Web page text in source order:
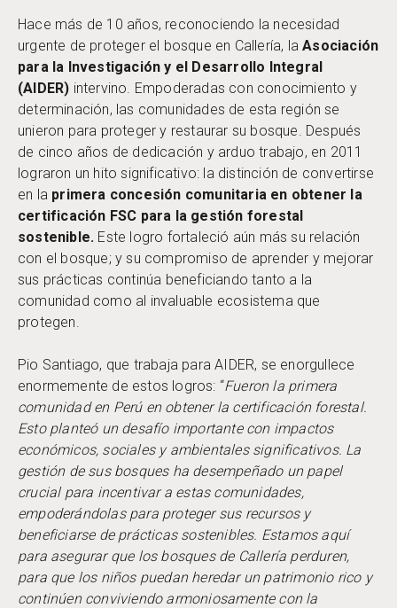
Hace más de 10 años, reconociendo la necesidad
urgente de proteger el bosque en Callería, laAsociación
para la Investigación y el Desarrollo Integral
(AIDER) intervino. Empoderadas con conocimiento y
determinación, las comunidades de esta región se
unieron para proteger y restaurar su bosque. Después
de cinco años de dedicación y arduo trabajo, en 2011
lograron un hito significativo: la distinción de convertirse
en la primera concesión comunitaria en obtener la
certificación FSC para la gestión forestal
sostenible. Este logro fortaleció aún más su relación
con el bosque; y su compromiso de aprender y mejorar
sus prácticas continúa beneficiando tanto a la
comunidad como al invaluable ecosistema que
protegen.
Pio Santiago, que trabaja para AIDER, se enorgullece
enormemente de estos logros: “Fueron la primera
comunidad en Perú en obtener la certificación forestal.
Esto planteó un desafío importante con impactos
económicos, sociales y ambientales significativos. La
gestión de sus bosques ha desempeñado un papel
crucial para incentivar a estas comunidades,
empoderándolas para proteger sus recursos y
beneficiarse de prácticas sostenibles. Estamos aquí
para asegurar que los bosques de Callería perduren,
para que los niños puedan heredar un patrimonio rico y
continúen conviviendo armoniosamente con la